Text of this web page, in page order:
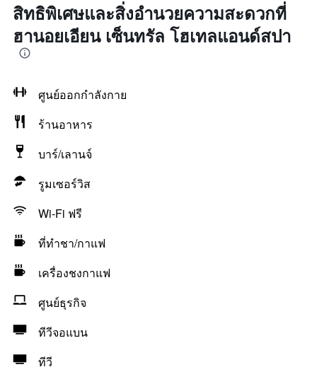
สิทธิพิเศษและสิ่งอำนวยความสะดวกที่
ฮานอยเอียน เซ็นทรัล โฮเทลแอนด์สปา
ศูนย์ออกกำลังกาย
ร้านอาหาร
บาร์/เลานจ์
รูมเซอร์วิส
Wi-Fi ฟรี
ที่ทำชา/กาแฟ
เครื่องชงกาแฟ
ศูนย์ธุรกิจ
ทีวีจอแบน
ทีวี